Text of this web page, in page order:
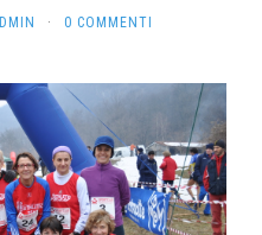
· 0 COMMENTI